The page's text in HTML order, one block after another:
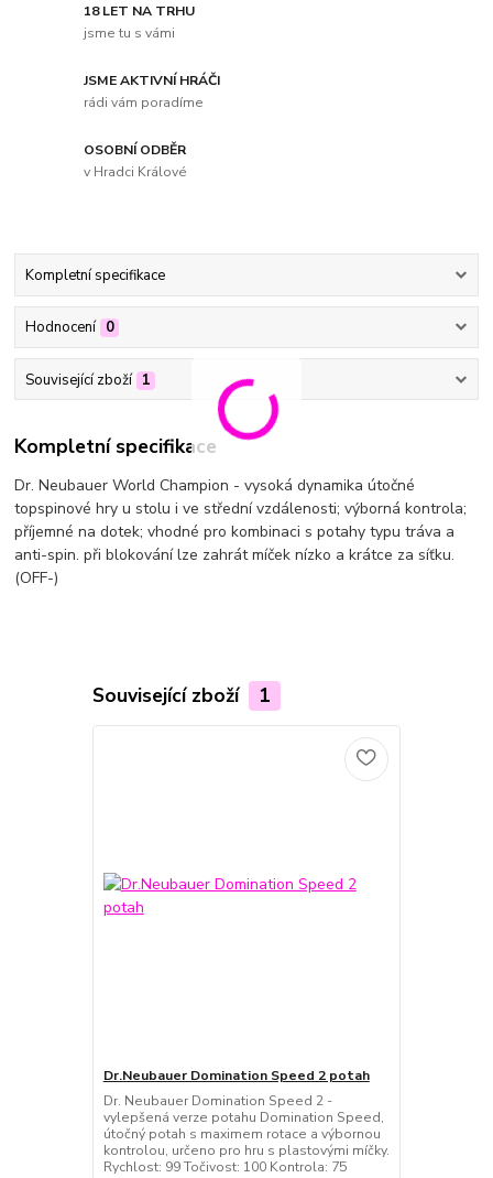
18 LET NA TRHU
jsme tu s vámi
JSME AKTIVNÍ HRÁČI
rádi vám poradíme
OSOBNÍ ODBĚR
v Hradci Králové
Kompletní specifikace
Hodnocení 0
Související zboží 1
Kompletní specifikace
Dr. Neubauer World Champion - vysoká dynamika útočné
topspinové hry u stolu i ve střední vzdálenosti; výborná kontrola;
příjemné na dotek; vhodné pro kombinaci s potahy typu tráva a
anti-spin. při blokování lze zahrát míček nízko a krátce za síťku.
(OFF-)
Související zboží 1
Dr.Neubauer Domination Speed 2 potah
Dr. Neubauer Domination Speed 2 -
vylepšená verze potahu Domination Speed,
útočný potah s maximem rotace a výbornou
kontrolou, určeno pro hru s plastovými míčky.
Rychlost: 99 Točivost: 100 Kontrola: 75